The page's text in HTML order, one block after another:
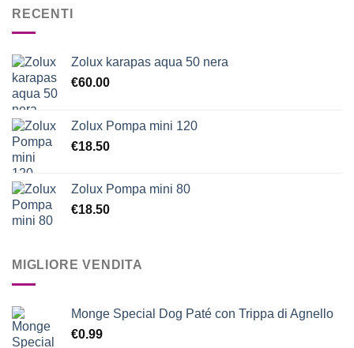
RECENTI
Zolux karapas aqua 50 nera
€60.00
Zolux Pompa mini 120
€18.50
Zolux Pompa mini 80
€18.50
MIGLIORE VENDITA
Monge Special Dog Paté con Trippa di Agnello
€0.99